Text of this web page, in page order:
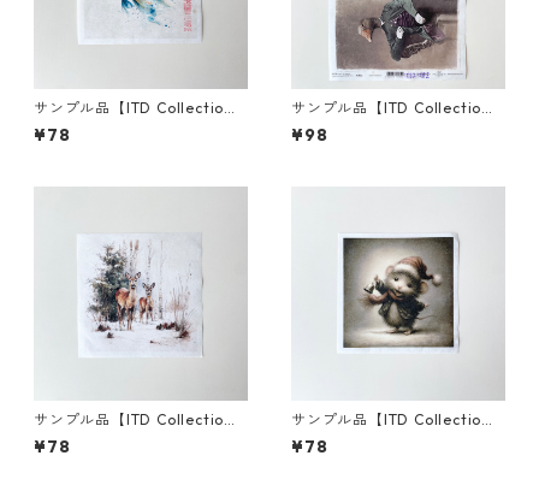
サンプル品【ITD Collectio
n】ミニサイズ ライスペーパー
RSM2731 デコパージュ
¥78
サンプル品【ITD Collectio
n】A4サイズ ライスペーパー
R1822 デコパージュ
¥98
サンプル品【ITD Collectio
n】ミニサイズ ライスペーパー
RSM2952 デコパージュ
¥78
サンプル品【ITD Collectio
n】ミニサイズ ライスペーパー
RSM2133 デコパージュ
¥78